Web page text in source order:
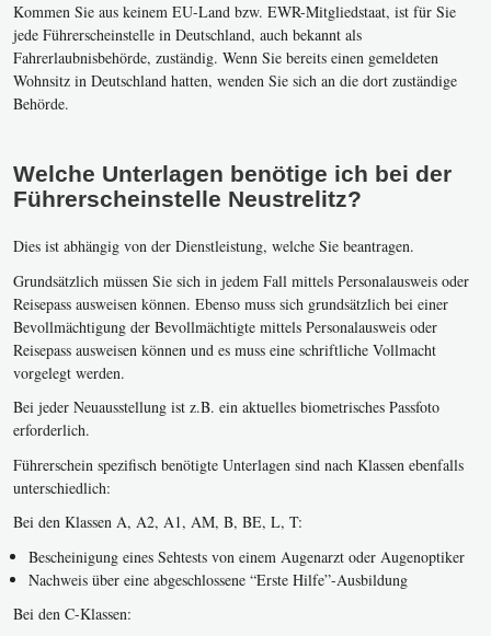
Kommen Sie aus keinem EU-Land bzw. EWR-Mitgliedstaat, ist für Sie
jede Führerscheinstelle in Deutschland, auch bekannt als
Fahrerlaubnisbehörde, zuständig. Wenn Sie bereits einen gemeldeten
Wohnsitz in Deutschland hatten, wenden Sie sich an die dort zuständige
Behörde.
Welche Unterlagen benötige ich bei der
Führerscheinstelle Neustrelitz?
Dies ist abhängig von der Dienstleistung, welche Sie beantragen.
Grundsätzlich müssen Sie sich in jedem Fall mittels Personalausweis oder
Reisepass ausweisen können. Ebenso muss sich grundsätzlich bei einer
Bevollmächtigung der Bevollmächtigte mittels Personalausweis oder
Reisepass ausweisen können und es muss eine schriftliche Vollmacht
vorgelegt werden.
Bei jeder Neuausstellung ist z.B. ein aktuelles biometrisches Passfoto
erforderlich.
Führerschein spezifisch benötigte Unterlagen sind nach Klassen ebenfalls
unterschiedlich:
Bei den Klassen A, A2, A1, AM, B, BE, L, T:
Bescheinigung eines Sehtests von einem Augenarzt oder Augenoptiker
Nachweis über eine abgeschlossene “Erste Hilfe”-Ausbildung
Bei den C-Klassen: